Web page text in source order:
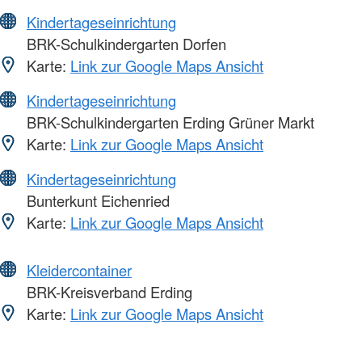
Kindertageseinrichtung
BRK-Schulkindergarten Dorfen
Karte: Link zur Google Maps Ansicht
Kindertageseinrichtung
BRK-Schulkindergarten Erding Grüner Markt
Karte: Link zur Google Maps Ansicht
Kindertageseinrichtung
Bunterkunt Eichenried
Karte: Link zur Google Maps Ansicht
Kleidercontainer
BRK-Kreisverband Erding
Karte: Link zur Google Maps Ansicht